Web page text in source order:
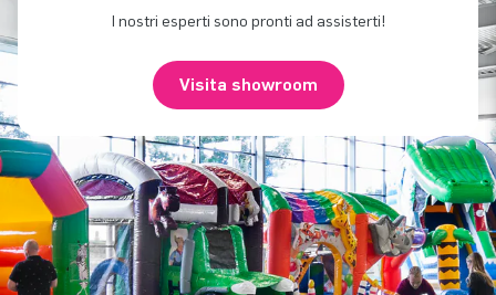
I nostri esperti sono pronti ad assisterti!
Visita showroom